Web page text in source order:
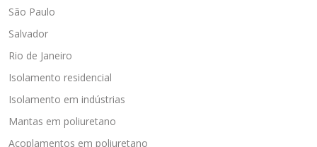
São Paulo
Salvador
Rio de Janeiro
Isolamento residencial
Isolamento em indústrias
Mantas em poliuretano
Acoplamentos em poliuretano